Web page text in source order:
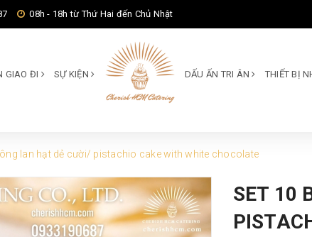
08h - 18h từ Thứ Hai đến Chủ Nhật
GIAO ĐI SỰ KIỆN DẤU ẤN TRI ÂN THIẾT BỊ
lan hạt dẻ cười/ pistachio cake with white chocolate
SET 10